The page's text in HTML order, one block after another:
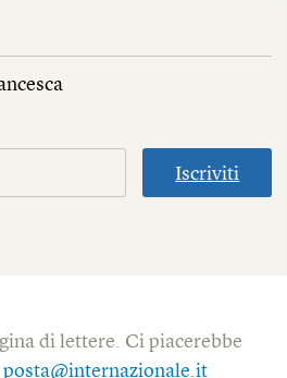
Iscriviti
di lettere. Ci piacerebbe
posta@internazionale.it